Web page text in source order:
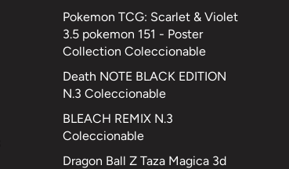
Pokemon TCG: Scarlet & Violet
3.5 pokemon 151 - Poster
Collection Coleccionable
Death NOTE BLACK EDITION
N.3 Coleccionable
BLEACH REMIX N.3
Coleccionable
Dragon Ball Z Taza Magica 3d